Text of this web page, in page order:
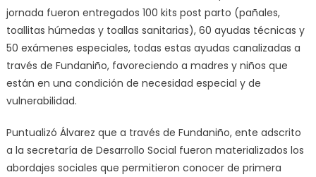
jornada fueron entregados 100 kits post parto (pañales,
toallitas húmedas y toallas sanitarias), 60 ayudas técnicas y
50 exámenes especiales, todas estas ayudas canalizadas a
través de Fundaniño, favoreciendo a madres y niños que
están en una condición de necesidad especial y de
vulnerabilidad.
Puntualizó Álvarez que a través de Fundaniño, ente adscrito
a la secretaría de Desarrollo Social fueron materializados los
abordajes sociales que permitieron conocer de primera